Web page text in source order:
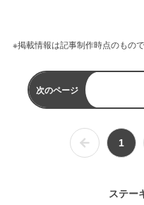
※掲載情報は記事制作時点のもの
次のページ
1
ステー